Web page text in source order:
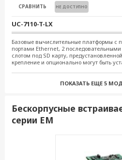
СРАВНИТЬ НЕ ДОСТУПНО
UC-7110-T-LX
СРАВНИТЬ НЕ ДОСТУПНО
UC-7112-LX Plus
СРАВНИТЬ НЕ ДОСТУПНО
СРАВНИТЬ НЕ ДОСТУПНО
UC-7124-CE
Базовые вычислительные платформы с
портами Ethernet, 2 последовательными
слотом под SD карту,
крепление и опционально могут быть
ПОКАЗАТЬ ЕЩЕ 5
Бескорпусные
серии EM